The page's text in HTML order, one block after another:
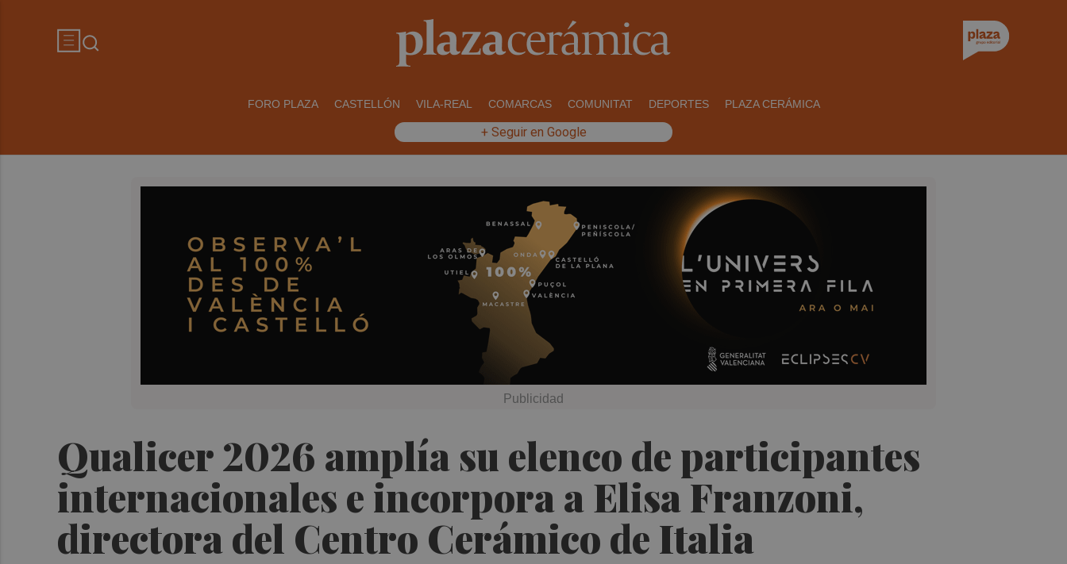
FORO PLAZA CASTELLÓN VILA-REAL COMARCAS COMUNITAT DEPORTES PLAZA CERÁMICA
+ Seguir en Google
Qualicer 2026 amplía su elenco de participantes
internacionales e incorpora a Elisa Franzoni,
directora del Centro Cerámico de Italia